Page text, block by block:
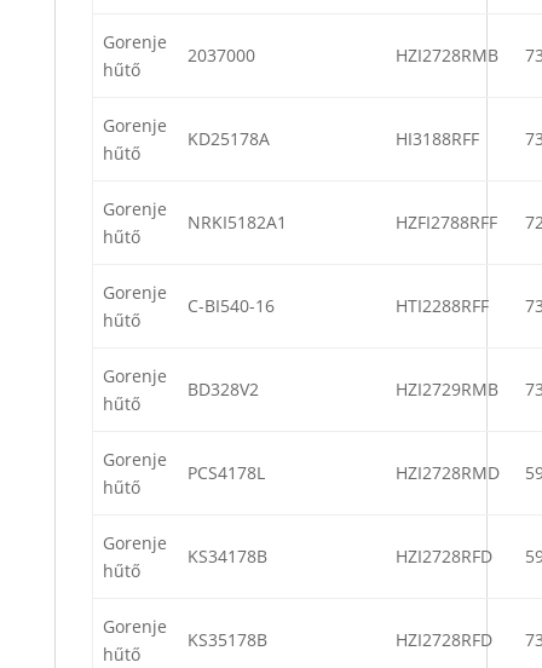
Gorenje
hűtő
2037000 HZI2728RMB
Gorenje
hűtő
KD25178A HI3188RFF
Gorenje
hűtő
NRKI5182A1 HZFI2788RFF
Gorenje
hűtő
C-BI540-16 HTI2288RFF
Gorenje
hűtő
BD328V2 HZI2729RMB
Gorenje
hűtő
PCS4178L HZI2728RMD
Gorenje
hűtő
KS34178B HZI2728RFD
Gorenje
hűtő
KS35178B HZI2728RFD